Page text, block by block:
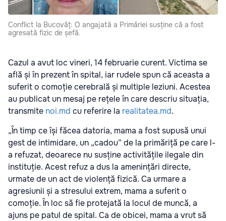
Conflict la Bucovăț: O angajată a Primăriei susține că a fost
agresată fizic de șefă.
Cazul a avut loc vineri, 14 februarie curent. Victima se
află și în prezent în spital, iar rudele spun că aceasta a
suferit o comoție cerebrală și multiple leziuni. Acestea
au publicat un mesaj pe rețele în care descriu situația,
transmite noi.md cu referire la realitatea.md.
„În timp ce își făcea datoria, mama a fost supusă unui
gest de intimidare, un „cadou” de la primăriță pe care l-
a refuzat, deoarece nu susține activitățile ilegale din
instituție. Acest refuz a dus la amenințări directe,
urmate de un act de violență fizică. Ca urmare a
agresiunii și a stresului extrem, mama a suferit o
comoție. În loc să fie protejată la locul de muncă, a
ajuns pe patul de spital. Ca de obicei, mama a vrut să